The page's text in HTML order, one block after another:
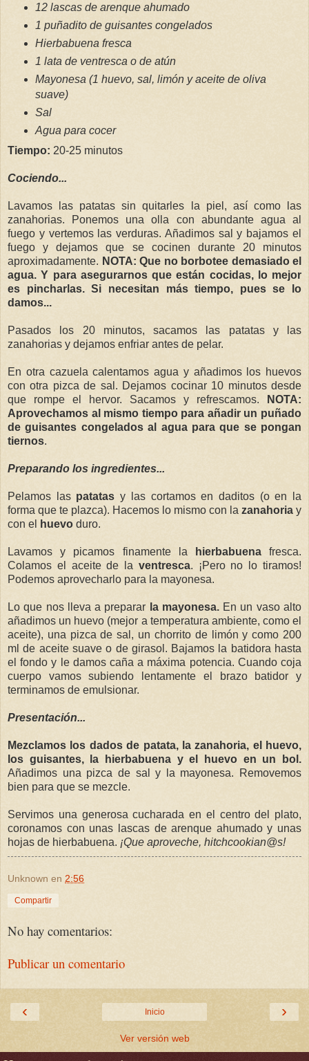
12 lascas de arenque ahumado
1 puñadito de guisantes congelados
Hierbabuena fresca
1 lata de ventresca o de atún
Mayonesa (1 huevo, sal, limón y aceite de oliva
suave)
Sal
Agua para cocer
Tiempo: 20-25 minutos
Cociendo...
Lavamos las patatas sin quitarles la piel, así como las
zanahorias. Ponemos una olla con abundante agua al
fuego y vertemos las verduras. Añadimos sal y bajamos el
fuego y dejamos que se cocinen durante 20 minutos
aproximadamente. NOTA: Que no borbotee demasiado el
agua. Y para asegurarnos que están cocidas, lo mejor
es pincharlas. Si necesitan más tiempo, pues se lo
damos...
Pasados los 20 minutos, sacamos las patatas y las
zanahorias y dejamos enfriar antes de pelar.
En otra cazuela calentamos agua y añadimos los huevos
con otra pizca de sal. Dejamos cocinar 10 minutos desde
que rompe el hervor. Sacamos y refrescamos.
NOTA:
Aprovechamos al mismo tiempo para añadir un puñado
de guisantes congelados al agua para que se pongan
tiernos.
Preparando los ingredientes...
Pelamos las patatas y las cortamos en daditos (o en la
forma que te plazca). Hacemos lo mismo con la zanahoria y
con el
huevo duro.
Lavamos y picamos finamente la hierbabuenafresca.
Colamos el aceite de la ventresca. ¡Pero no lo tiramos!
Podemos aprovecharlo para la mayonesa.
Lo que nos lleva a preparar la mayonesa.En un vaso alto
añadimos un huevo (mejor a temperatura ambiente, como el
aceite), una pizca de sal, un chorrito de limón y como 200
ml de aceite suave o de girasol. Bajamos la batidora hasta
el fondo y le damos caña a máxima potencia. Cuando coja
cuerpo vamos subiendo lentamente el brazo batidor y
terminamos de emulsionar.
Presentación...
Mezclamos los dados de patata, la zanahoria, el huevo,
los guisantes, la hierbabuena y el huevo en un bol.
Añadimos una pizca de sal y la mayonesa. Removemos
bien para que se mezcle.
Servimos una generosa cucharada en el centro del plato,
coronamos con unas lascas de arenque ahumado y unas
hojas de hierbabuena. ¡Que aproveche, hitchcookian@s!
Unknown en 2:56
Compartir
No hay comentarios:
Publicar un comentario
‹ ›
Inicio
Ver versión web